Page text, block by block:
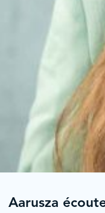
Aarusza